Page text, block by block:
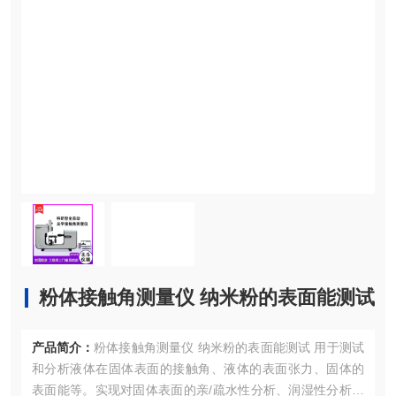
粉体接触角测量仪 纳米粉的表面能测试
产品简介： 粉体接触角测量仪 纳米粉的表面能测试 用于测试
和分析液体在固体表面的接触角、液体的表面张力、固体的
表面能等。实现对固体表面的亲/疏水性分析、润湿性分析、